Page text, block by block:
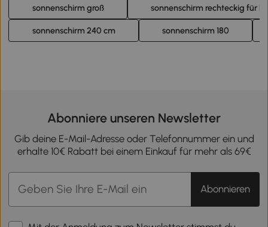
sonnenschirm groß sonnenschirm rechteckig für
sonnenschirm 240 cm sonnenschirm 180
Abonniere unseren Newsletter
Gib deine E-Mail-Adresse oder Telefonnummer ein und
erhalte 10€ Rabatt bei einem Einkauf für mehr als 69€
Abonnieren